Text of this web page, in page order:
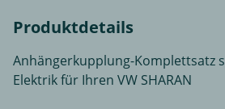
Produktdetails
Anhängerkupplung-Komplettsatz
Elektrik für Ihren VW SHARAN